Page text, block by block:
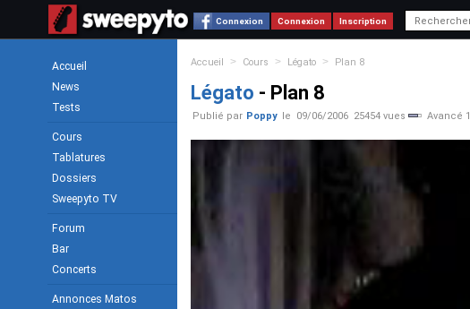
Connexion Connexion Inscription
Accueil
News
Tests
Cours
Tablatures
Dossiers
Sweepyto TV
Forum
Bar
Concerts
Annonces Matos
Accueil > Cours > Légato > Plan 8
Légato - Plan 8
Publié par Poppy le 09/06/2006 25454 vues Avancé 1